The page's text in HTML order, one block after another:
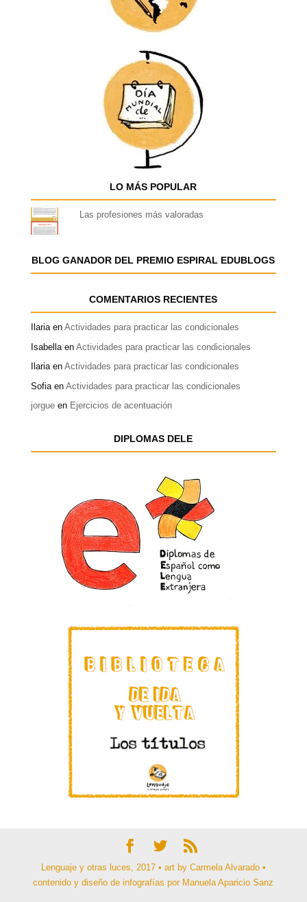
LO MÁS POPULAR
Las profesiones más valoradas
BLOG GANADOR DEL PREMIO ESPIRAL EDUBLOGS
COMENTARIOS RECIENTES
Ilariaen Actividades para practicar las condicionales
Isabellaen Actividades para practicar las condicionales
Ilariaen Actividades para practicar las condicionales
Sofiaen Actividades para practicar las condicionales
jorgueen Ejercicios de acentuación
DIPLOMAS DELE
Lenguaje y otras luces, 2017 • art by Carmela Alvarado •
contenido y diseño de infografías por Manuela Aparicio Sanz